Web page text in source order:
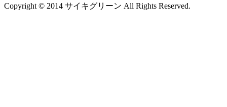
Copyright © 2014 サイキグリーン All Rights Reserved.